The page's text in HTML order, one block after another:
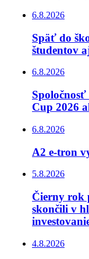
6.8.2026
Späť do
študentov
6.8.2026
Cup 2026
6.8.2026
A2 e-tron
5.8.2026
Čierny rok
skončili v
4.8.2026